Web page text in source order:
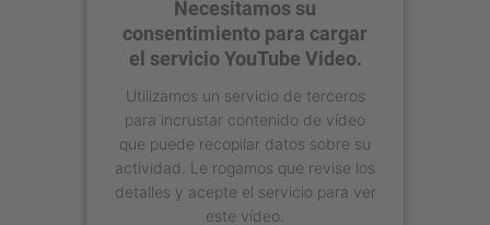
Necesitamos su
consentimiento para cargar
el servicio YouTube Video.
Utilizamos un servicio de terceros
para incrustar contenido de vídeo
que puede recopilar datos sobre su
actividad. Le rogamos que revise los
detalles y acepte el servicio para ver
este vídeo.